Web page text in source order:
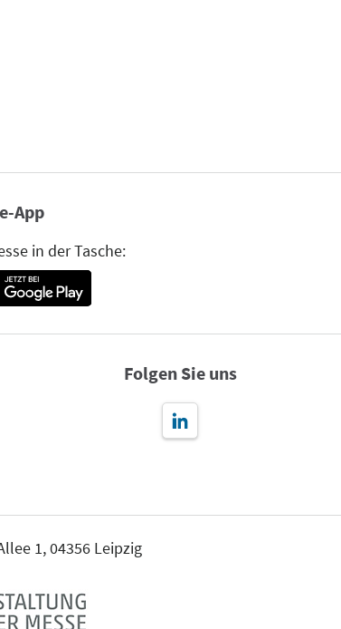
App
in der Tasche:
Folgen Sie uns
1, 04356 Leipzig